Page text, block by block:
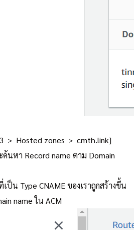
＞ Hosted zones ＞ cmth.link]
นหา Record name ตาม Domain
ป็น Type CNAME ของเราถูกสร้างขึ้น
name ใน ACM